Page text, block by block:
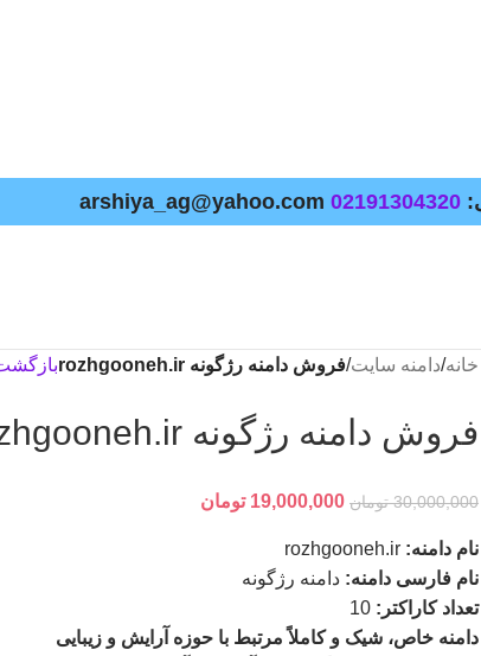
02191304320
خانه/دامنه سایت/فروش دامنه رژگونه rozhgooneh.ir
فروش دامنه رژگونه rozhgooneh.ir
30,000,000 تومان 19,000,000 تومان
نام دامنه:
نام فارسی دامنه: دامنه رژگونه
تعداد کاراکتر:
دامنه خاص، شیک و کاملاً مرتبط با حوزه آرایش و زیبایی